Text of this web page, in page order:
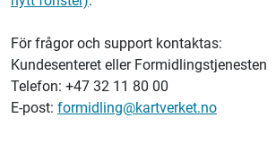
För frågor och support kontaktas:
Kundesenteret eller Formidlingstjenesten
Telefon: +47 32 11 80 00
E-post: formidling@kartverket.no